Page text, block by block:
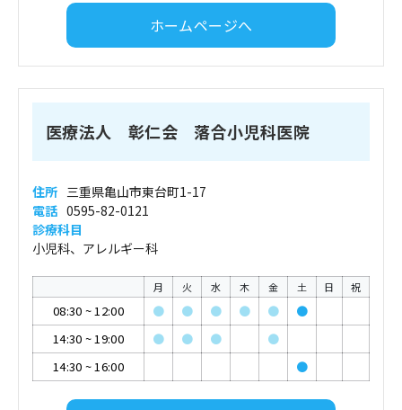
ホームページへ
医療法人 彰仁会 落合小児科医院
住所 三重県亀山市東台町1-17
電話 0595-82-0121
診療科目
小児科、アレルギー科
月 火 水 木 金 土 日 祝
08:30 ~12:00 ● ● ● ● ●
●
14:30 ~19:00 ● ● ●
●
14:30 ~16:00 ●